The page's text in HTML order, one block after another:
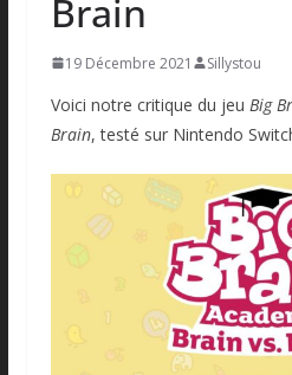
Brain
19 Décembre 2021 Sillystou
Voici notre critique du jeu Big
Brain, testé sur Nintendo